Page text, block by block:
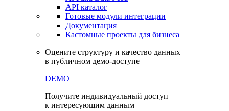
API каталог
Готовые модули интеграции
Документация
Кастомные проекты для бизнеса
Оцените структуру и качество данных
в публичном демо-доступе
DEMO
Получите индивидуальный доступ
к интересующим данным